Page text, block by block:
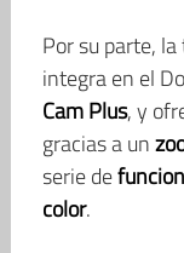
Por su parte,
integra en el
Cam Plus, y
gracias a un
serie de
color.